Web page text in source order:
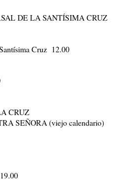
DE LA SANTÍSIMA CRUZ
Cruz 12.00
CRUZ
SEÑORA (viejo calendario)